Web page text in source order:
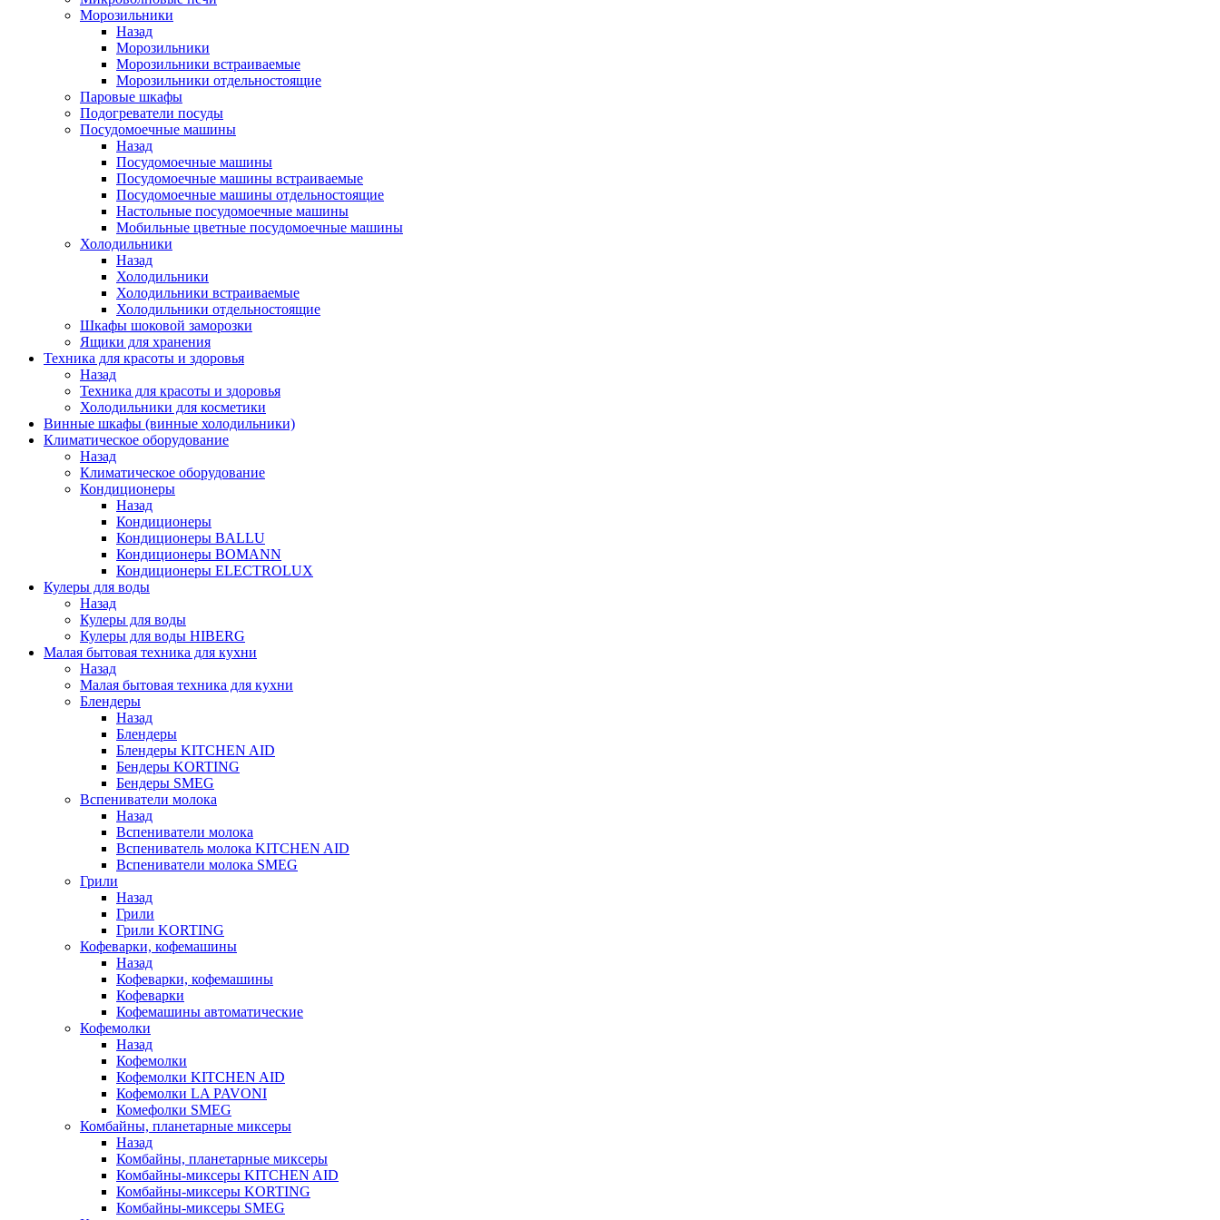
Морозильники
Назад
Морозильники
Морозильники встраиваемые
Морозильники отдельностоящие
Паровые шкафы
Подогреватели посуды
Посудомоечные машины
Назад
Посудомоечные машины
Посудомоечные машины встраиваемые
Посудомоечные машины отдельностоящие
Настольные посудомоечные машины
Мобильные цветные посудомоечные машины
Холодильники
Назад
Холодильники
Холодильники встраиваемые
Холодильники отдельностоящие
Шкафы шоковой заморозки
Ящики для хранения
Техника для красоты и здоровья
Назад
Техника для красоты и здоровья
Холодильники для косметики
Винные шкафы (винные холодильники)
Климатическое оборудование
Назад
Климатическое оборудование
Кондиционеры
Назад
Кондиционеры
Кондиционеры BALLU
Кондиционеры BOMANN
Кондиционеры ELECTROLUX
Кулеры для воды
Назад
Кулеры для воды
Кулеры для воды HIBERG
Малая бытовая техника для кухни
Назад
Малая бытовая техника для кухни
Блендеры
Назад
Блендеры
Блендеры KITCHEN AID
Бендеры KORTING
Бендеры SMEG
Вспениватели молока
Назад
Вспениватели молока
Вспениватель молока KITCHEN AID
Вспениватели молока SMEG
Грили
Назад
Грили
Грили KORTING
Кофеварки, кофемашины
Назад
Кофеварки, кофемашины
Кофеварки
Кофемашины автоматические
Кофемолки
Назад
Кофемолки
Кофемолки KITCHEN AID
Кофемолки LA PAVONI
Комефолки SMEG
Комбайны, планетарные миксеры
Назад
Комбайны, планетарные миксеры
Комбайны-миксеры KITCHEN AID
Комбайны-миксеры KORTING
Комбайны-миксеры SMEG